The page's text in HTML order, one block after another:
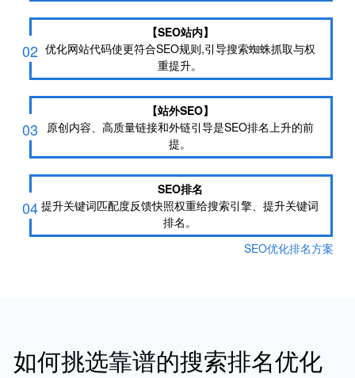
02
【SEO站内】
优化网站代码使更符合SEO规则,引导搜索蜘蛛抓取与权
重提升。
03
【站外SEO】
原创内容、高质量链接和外链引导是SEO排名上升的前
提。
04
SEO排名
提升关键词匹配度反馈快照权重给搜索引擎、提升关键词
排名。
SEO优化排名方案
如何挑选靠谱的搜索排名优化